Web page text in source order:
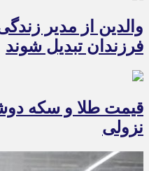
والدین از مدیر
فرزندان تبدیل شوند
نزولی